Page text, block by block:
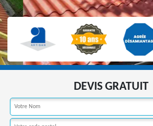
DEVIS GRATUIT